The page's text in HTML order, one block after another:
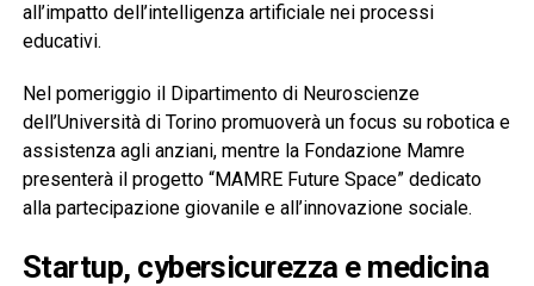
all’impatto dell’intelligenza artificiale nei processi
educativi.
Nel pomeriggio il Dipartimento di Neuroscienze
dell’Università di Torino promuoverà un focus su robotica e
assistenza agli anziani, mentre la Fondazione Mamre
presenterà il progetto “MAMRE Future Space” dedicato
alla partecipazione giovanile e all’innovazione sociale.
Startup, cybersicurezza e medicina